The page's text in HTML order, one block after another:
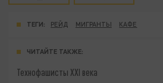
ТЕГИ: РЕЙД МИГРАНТЫ КАФЕ
ЧИТАЙТЕ ТАКЖЕ:
Технофашисты XXI века